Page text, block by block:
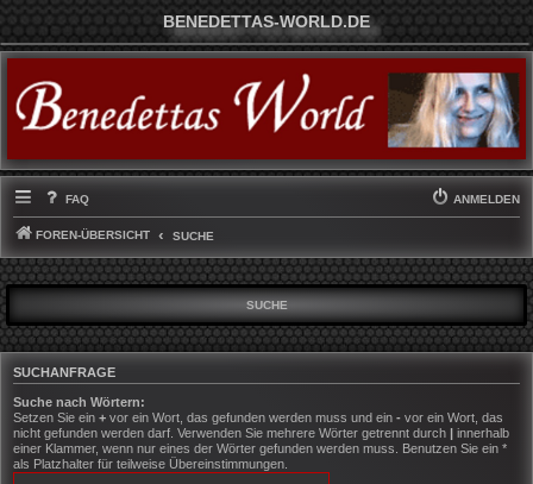
BENEDETTAS-WORLD.DE
FAQ ANMELDEN
FOREN-ÜBERSICHT SUCHE
SUCHE
SUCHANFRAGE
Suche nach Wörtern:
Setzen Sie ein + vor ein Wort, das gefunden werden muss und ein - vor ein Wort, das
nicht gefunden werden darf. Verwenden Sie mehrere Wörter getrennt durch
innerhalb
einer Klammer, wenn nur eines der Wörter gefunden werden muss. Benutzen Sie ein *
als Platzhalter für teilweise Übereinstimmungen.